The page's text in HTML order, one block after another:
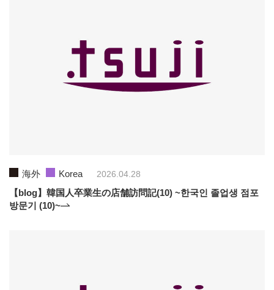
海外 Korea 2026.04.28
【blog】韓国人卒業生の店舗訪問記(10) ~한국인 졸업생 점포
방문기 (10)~